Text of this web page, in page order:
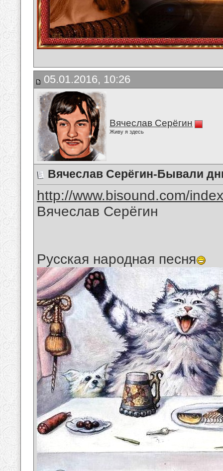
05.01.2016, 10:26
Вячеслав Серёгин
Живу я здесь
Вячеслав Серёгин-Бывали
http://www.bisound.com/
Вячеслав Серёгин
Русская народная песня